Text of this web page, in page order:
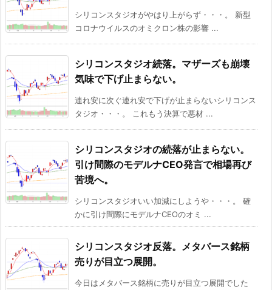
シリコンスタジオがやはり上がらず・・・。 新型
コロナウイルスのオミクロン株の影響 ...
シリコンスタジオ続落。マザーズも崩壊
気味で下げ止まらない。
連れ安に次ぐ連れ安で下げが止まらないシリコンス
タジオ・・・。 これもう決算で悪材 ...
シリコンスタジオの続落が止まらない。
引け間際のモデルナCEO発言で相場再び
苦境へ。
シリコンスタジオいい加減にしようや・・・。 確
かに引け間際にモデルナCEOのオミ ...
シリコンスタジオ反落。メタバース銘柄
売りが目立つ展開。
今日はメタバース銘柄に売りが目立つ展開でした